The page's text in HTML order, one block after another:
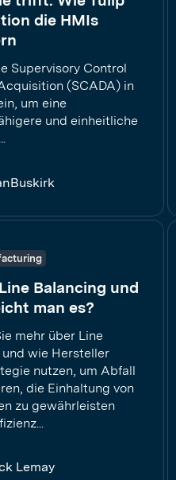
die HMIs
Supervisory Control
(SCADA) in
um eine
und einheitliche
Balancing und
man es?
mehr über Line
wie Hersteller
nutzen, um Abfall
die Einhaltung von
zu gewährleisten
Lemay